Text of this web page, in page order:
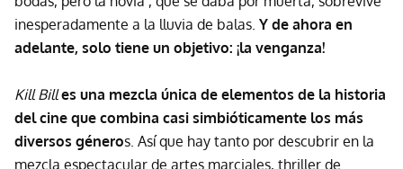
inesperadamente a la lluvia de balas. Y de ahora en
adelante, solo tiene un objetivo: ¡la venganza!
Kill Bill es una mezcla única de elementos de la historia
del cine que combina casi simbióticamente los más
diversos géneros. Así que hay tanto por descubrir en la
mezcla espectacular de artes marciales, thriller de